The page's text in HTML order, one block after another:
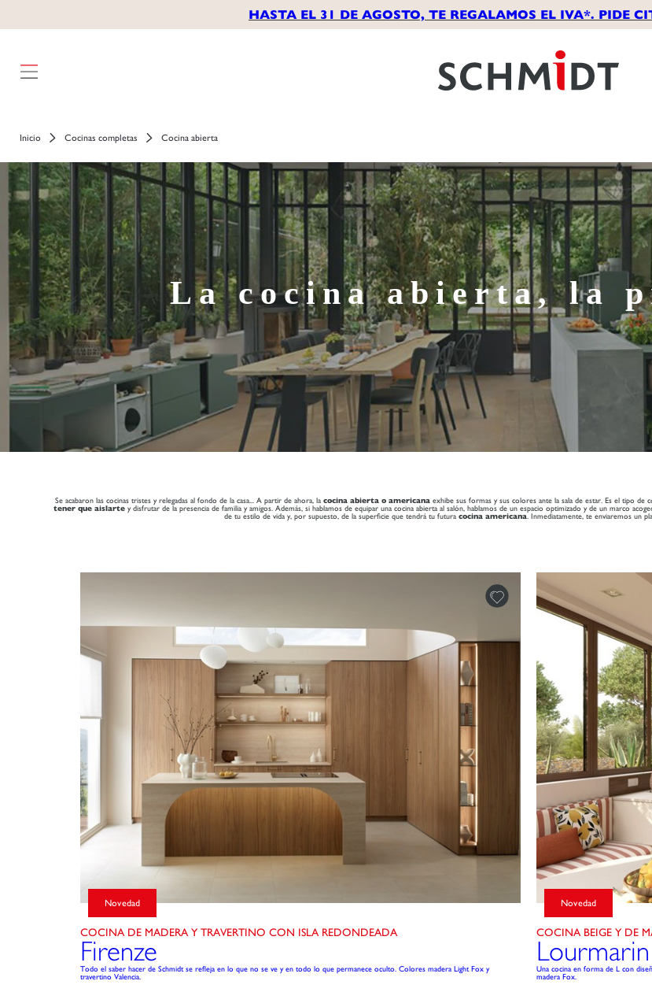
HASTA EL 31 DE AGOSTO, TE REGALAMOS EL IVA*. PIDE
Inicio Cocinas completas Cocina abierta
La cocina abierta, la
Se acabaron las cocinas tristes y relegadas al fondo de la casa... A partir de ahora, la cocina abierta o americana exhibe sus formas y sus colores ante la sala de estar. Es el tipo de
tener que aislarte y disfrutar de la presencia de familia y amigos. Además, si hablamos de equipar una cocina abierta al salón, hablamos de un espacio optimizado y de un marco
de tu estilo de vida y, por supuesto, de la superficie que tendrá tu futura cocina americana. Inmediatamente, te enviaremos un
COCINA DE MADERA Y TRAVERTINO CON ISLA REDONDEADA
Novedad
Firenze
Todo el saber hacer de Schmidt se refleja en lo que no se ve y en todo lo que permanece oculto. Colores madera Light Fox y
travertino Valencia.
COCINA BEIGE Y DE
Novedad
Lourmarin
Una cocina en forma de L con
madera Fox.